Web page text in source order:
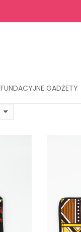
FUNDACYJNE GADŻETY